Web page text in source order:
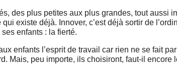
des plus petites aux plus grandes, tout aussi
existe déjà. Innover, c’est déjà sortir de
enfants : la fierté.
enfants l’esprit de travail car rien ne se fait
Mais, peu importe, ils choisiront, faut-il encore